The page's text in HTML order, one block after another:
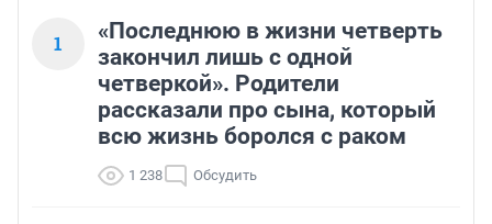
1
«Последнюю в жизни четверть
закончил лишь с одной
четверкой». Родители
рассказали про сына, который
всю жизнь боролся с раком
1 238 Обсудить